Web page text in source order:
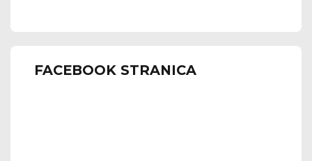
FACEBOOK STRANICA